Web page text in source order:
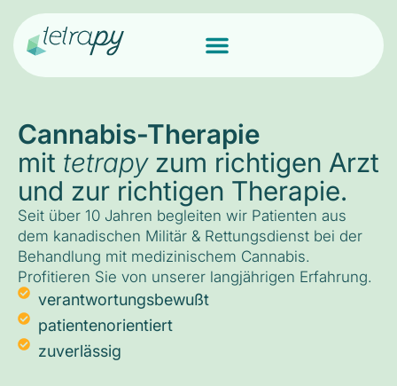
Cannabis-Therapie
mit tetrapyzum richtigen Arzt
und zur richtigen Therapie.
Seit über 10 Jahren begleiten wir Patienten aus
dem kanadischen Militär & Rettungsdienst bei der
Behandlung mit medizinischem Cannabis.
Profitieren Sie von unserer langjährigen Erfahrung.
verantwortungsbewußt
patientenorientiert
zuverlässig